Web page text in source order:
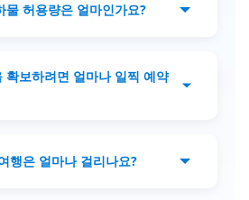
를 판매합니다. 많은 여행자
물 허용량은 얼마인가요?
용되지만, 수하물은 관리하
휴대하기 편리하게 준비하는
확보하려면 얼마나 일찍 예약
이 좋습니다.
행은 얼마나 걸리나요?